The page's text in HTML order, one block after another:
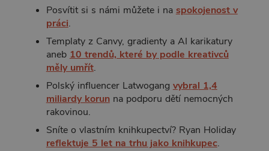
Posvítit si s námi můžete i na spokojenost v
práci.
Templaty z Canvy, gradienty a AI karikatury
aneb 10 trendů, které by podle kreativců
měly umřít.
Polský influencer Latwogang vybral 1,4
miliardy korunna podporu dětí nemocných
rakovinou.
Sníte o vlastním knihkupectví? Ryan Holiday
reflektuje 5 let na trhu jako knihkupec.